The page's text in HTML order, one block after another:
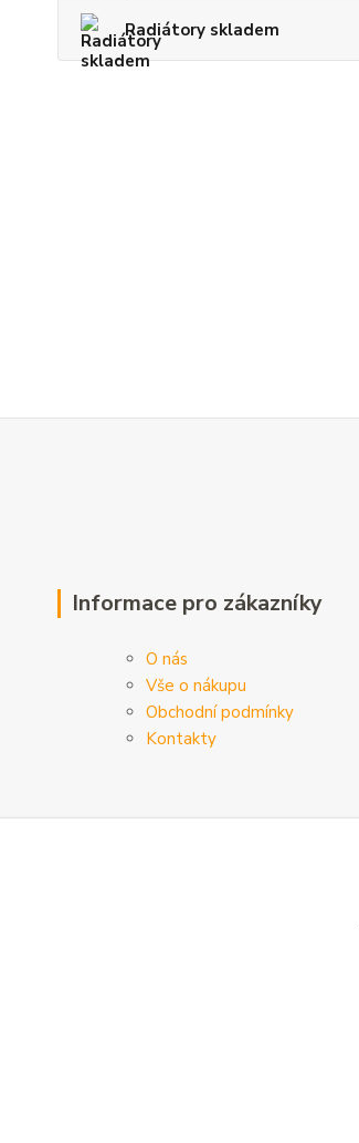
Radiátory skladem
Informace pro zákazníky
O nás
Vše o nákupu
Obchodní podmínky
Kontakty